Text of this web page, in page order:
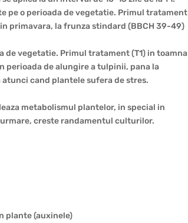
pe o perioada de vegetatie. Primul tratament
primavara, la frunza stindard (BBCH 39-49)
de vegetatie. Primul tratament (T1) in toamna
perioada de alungire a tulpinii, pana la
cand plantele sufera de stres.
metabolismul plantelor, in special in
creste randamentul culturilor.
plante (auxinele)